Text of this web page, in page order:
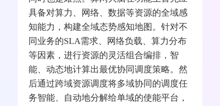
具备对算力、网络、数据等资源的全域感
知能力，构建全域态势感知地图。针对不
同业务的SLA需求、网络负载、算力分布
等因素，进行资源的灵活组合编排，智
能、动态地计算出最优协同调度策略。然
后通过跨域资源调度将多域协同的调度任
务智能、自动地分解给单域的使能平台，